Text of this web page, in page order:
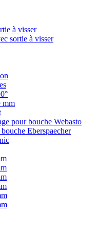
à visser
sortie à visser
mm
pour bouche Webasto
Eberspaecher